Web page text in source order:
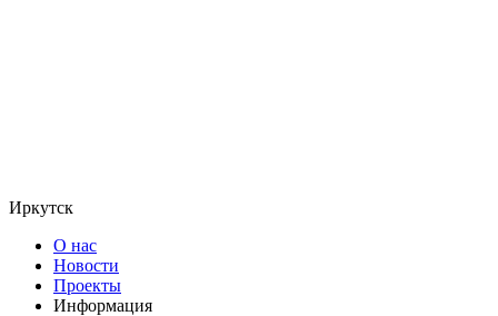
Иркутск
О нас
Новости
Проекты
Информация